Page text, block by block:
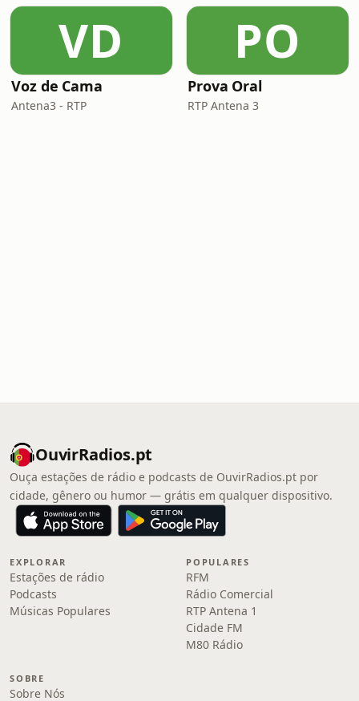
VD
Voz de Cama
Antena3 - RTP
PO
Prova Oral
RTP Antena 3
OuvirRadios.pt
Ouça estações de rádio e podcasts de OuvirRadios.pt por
cidade, gênero ou humor — grátis em qualquer dispositivo.
EXPLORAR
Estações de rádio
Podcasts
Músicas Populares
POPULARES
RFM
Rádio Comercial
RTP Antena 1
Cidade FM
M80 Rádio
SOBRE
Sobre Nós